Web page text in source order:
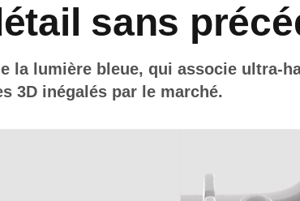
sans
la lumière bleue, qui associe ultra-
3D inégalés par le marché.